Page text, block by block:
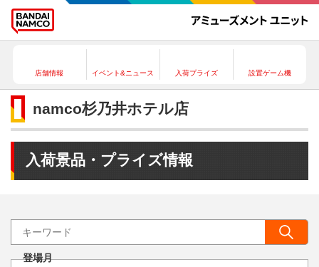
店舗情報 イベント&ニュース 入荷プライズ 設置ゲーム機
namco杉乃井ホテル店
入荷景品・プライズ情報
登場月